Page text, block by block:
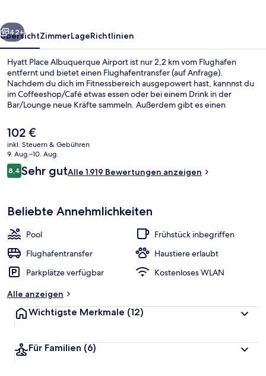
Weiter
42+
ÜbersichtZimmerLageRichtlinien
Hyatt Place Albuquerque Airport ist nur 2,2 km vom Flughafen
entfernt und bietet einen Flughafentransfer (auf Anfrage).
Nachdem du dich im Fitnessbereich ausgepowert hast, kannnst du
im Coffeeshop/Café etwas essen oder bei einem Drink in der
Bar/Lounge neue Kräfte sammeln. Außerdem gibt es einen
Reisenden gefallen die bequemen Betten und das hilfsbereite
Personal sehr gut.
Der
aktuelle
Preis
beträgt
102 €.
102 €
inkl. Steuern & Gebühren
9. Aug.–10. Aug.
Bewertungen
8,48,4 von 10.
Sehr gutAlle 1.919 Bewertungen anzeigen
Beliebte Annehmlichkeiten
Pool
Frühstück inbegriffen
Flughafentransfer
Haustiere erlaubt
Parkplätze verfügbar
Kostenloses WLAN
Alle anzeigen
Wichtigste Merkmale (12)
Für Familien (6)